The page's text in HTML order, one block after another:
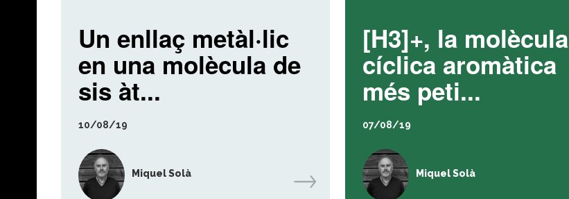
Un enllaç metàl·lic
en una molècula de
sis àt...
10/08/19
Miquel Solà
[H3]+, la molècula
cíclica aromàtica
més peti...
07/08/19
Miquel Solà